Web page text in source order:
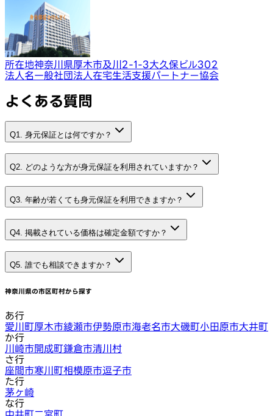
所在地神奈川県厚木市及川2-1-3大久保ビル302
法人名一般社団法人在宅生活支援パートナー協会
よくある質問
Q1. 身元保証とは何ですか？
Q2. どのような方が身元保証を利用されていますか？
Q3. 年齢が若くても身元保証を利用できますか？
Q4. 掲載されている価格は確定金額ですか？
Q5. 誰でも相談できますか？
神奈川県の市区町村から探す
あ行
愛川町厚木市綾瀬市伊勢原市海老名市大磯町小田原市大井町
か行
川崎市開成町鎌倉市清川村
さ行
座間市寒川町相模原市逗子市
た行
茅ヶ崎
な行